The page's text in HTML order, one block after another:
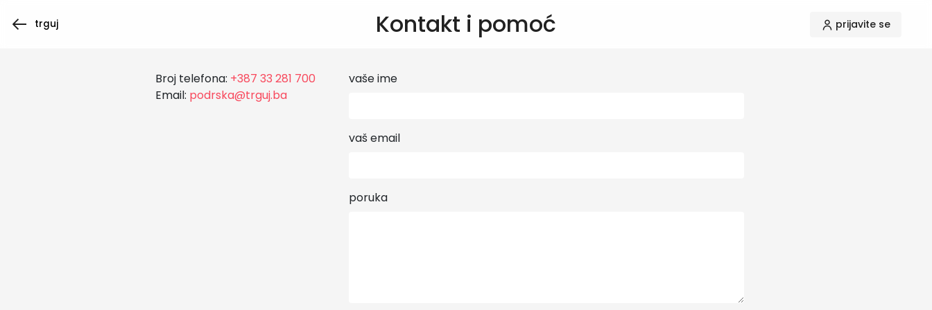
trguj Kontakt i pomoć prijavite se
Broj telefona: +387 33 281 700
Email: podrska@trguj.ba
vaše ime
vaš email
poruka